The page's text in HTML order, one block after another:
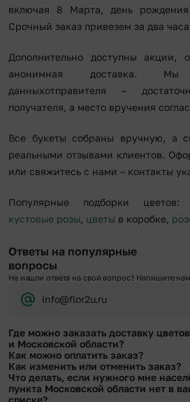
включая 8 Марта, день
Срочный заказ привезем за два
Дополнительно доступны акции,
анонимная доставка.
данныхотправителя –
получателя, а место вручения
Все букеты собраны вручную, а
реальными отзывами клиентов.
или свяжитесь с нами – контакты
Популярные подборки цветов:
кустовые розы, цветы в коробке,
Ответы на популярные
вопросы
Не нашли ответа на свой вопрос? Напишите
info@flor2u.ru
Где можно заказать доставку
и Московской области?
Оформить доставку цветов можно в нашем
телефону горячей линии или в чате.
Как можно оплатить заказ?
Мы предусмотрели все возможные варианты
Наличными.
Как изменить или отменить заказ?
Чтобы внести изменения, выбрать другой
свяжитесь с нашими менеджерами по
Что делать, если нужного мне
пункта Московской области нет в
списке?